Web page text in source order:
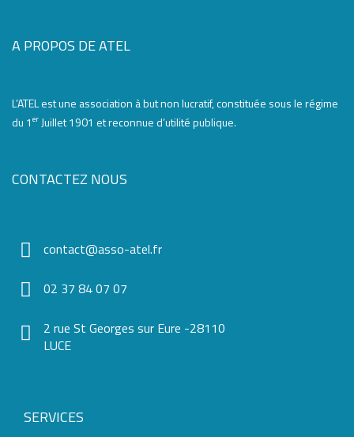
A PROPOS DE ATEL
L’ATEL est une association à but non lucratif, constituée sous le régime
du 1er Juillet 1901 et reconnue d’utilité publique.
CONTACTEZ NOUS
contact@asso-atel.fr
02 37 84 07 07
2 rue St Georges sur Eure -28110
LUCE
SERVICES